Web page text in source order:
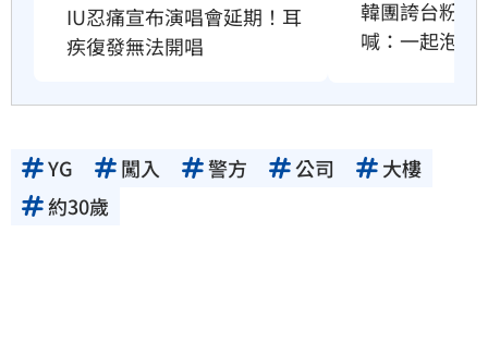
IU忍痛宣布演唱會延期！耳
疾復發無法開唱
韓團誇台粉比
喊：一起泡澡
YG 闖入 警方 公司
大樓
約30歲